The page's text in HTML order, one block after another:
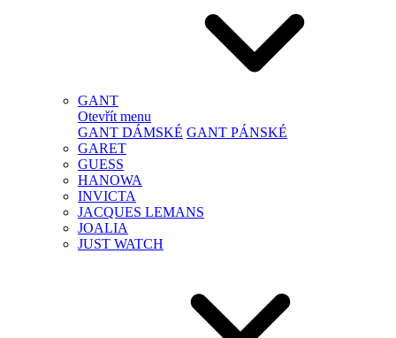
GANT
Otevřít menu
GANT DÁMSKÉ GANT PÁNSKÉ
GARET
GUESS
HANOWA
INVICTA
JACQUES LEMANS
JOALIA
JUST WATCH